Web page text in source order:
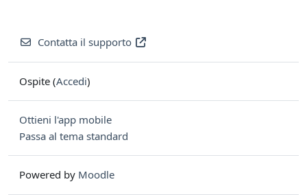
Contatta il supporto
Ospite (Accedi)
Ottieni l'app mobile
Passa al tema standard
Powered by Moodle